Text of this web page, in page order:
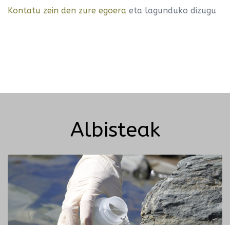
Kontatu zein den zure egoera eta lagunduko dizugu
Albisteak